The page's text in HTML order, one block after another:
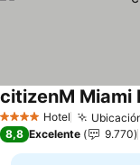
4 EstrellasHotel
citizenM Miami
8,8 Excelente 9.770